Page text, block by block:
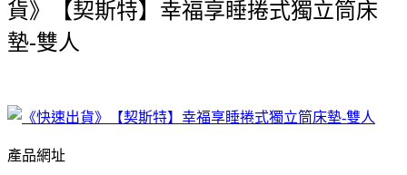
貨》【契斯特】幸福享睡捲式獨立筒床
墊-雙人
產品網址